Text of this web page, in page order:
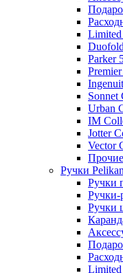
Parker
Sonnet
Urban
IM
Jotter
Vector
Ручки Pelikan
Ручки
Ручки-
Ручки